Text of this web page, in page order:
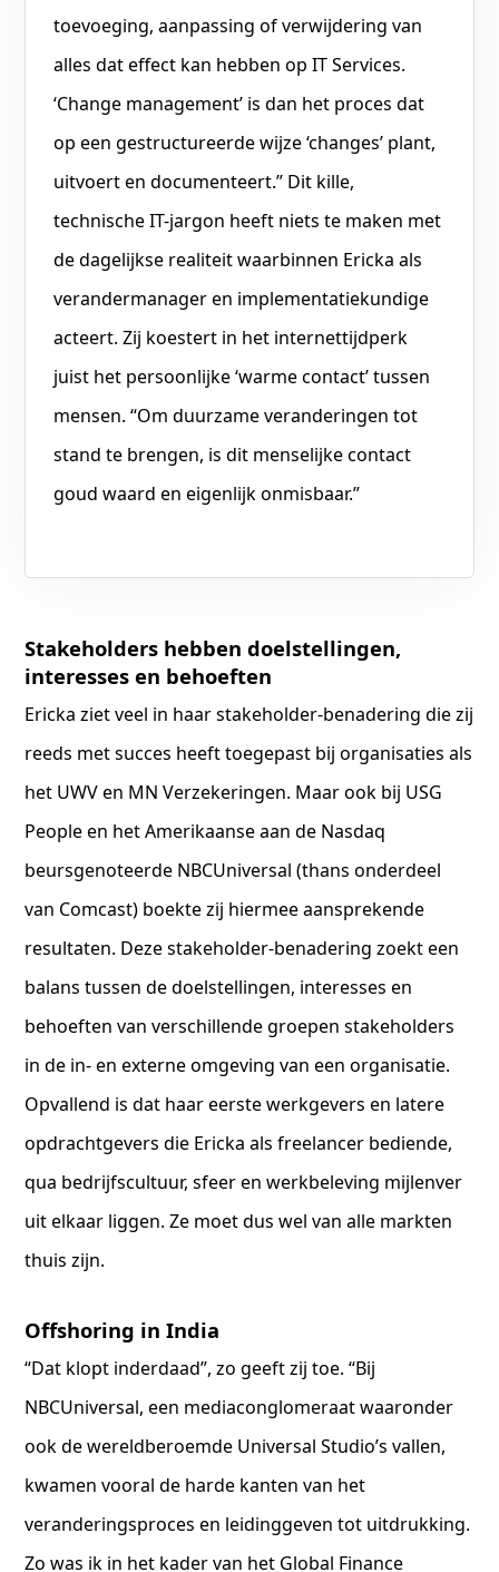
toevoeging, aanpassing of verwijdering van
alles dat effect kan hebben op IT Services.
‘Change management’ is dan het proces dat
op een gestructureerde wijze ‘changes’ plant,
uitvoert en documenteert.” Dit kille,
technische IT-jargon heeft niets te maken met
de dagelijkse realiteit waarbinnen Ericka als
verandermanager en implementatiekundige
acteert. Zij koestert in het internettijdperk
juist het persoonlijke ‘warme contact’ tussen
mensen. “Om duurzame veranderingen tot
stand te brengen, is dit menselijke contact
goud waard en eigenlijk onmisbaar.”
Stakeholders hebben doelstellingen,
interesses en behoeften
Ericka ziet veel in haar stakeholder-benadering die zij
reeds met succes heeft toegepast bij organisaties als
het UWV en MN Verzekeringen. Maar ook bij USG
People en het Amerikaanse aan de Nasdaq
beursgenoteerde NBCUniversal (thans onderdeel
van Comcast) boekte zij hiermee aansprekende
resultaten. Deze stakeholder-benadering zoekt een
balans tussen de doelstellingen, interesses en
behoeften van verschillende groepen stakeholders
in de in- en externe omgeving van een organisatie.
Opvallend is dat haar eerste werkgevers en latere
opdrachtgevers die Ericka als freelancer bediende,
qua bedrijfscultuur, sfeer en werkbeleving mijlenver
uit elkaar liggen. Ze moet dus wel van alle markten
thuis zijn.
Offshoring in India
“Dat klopt inderdaad”, zo geeft zij toe. “Bij
NBCUniversal, een mediaconglomeraat waaronder
ook de wereldberoemde Universal Studio’s vallen,
kwamen vooral de harde kanten van het
veranderingsproces en leidinggeven tot uitdrukking.
Zo was ik in het kader van het Global Finance